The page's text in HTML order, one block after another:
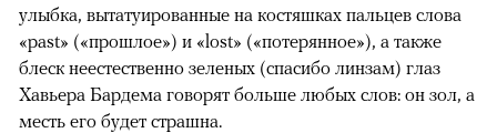
улыбка, вытатуированные на костяшках пальцев слова
«past» («прошлое») и «lost» («потерянное»), а также
блеск неестественно зеленых (спасибо линзам) глаз
Хавьера Бардема говорят больше любых слов: он зол, а
месть его будет страшна.